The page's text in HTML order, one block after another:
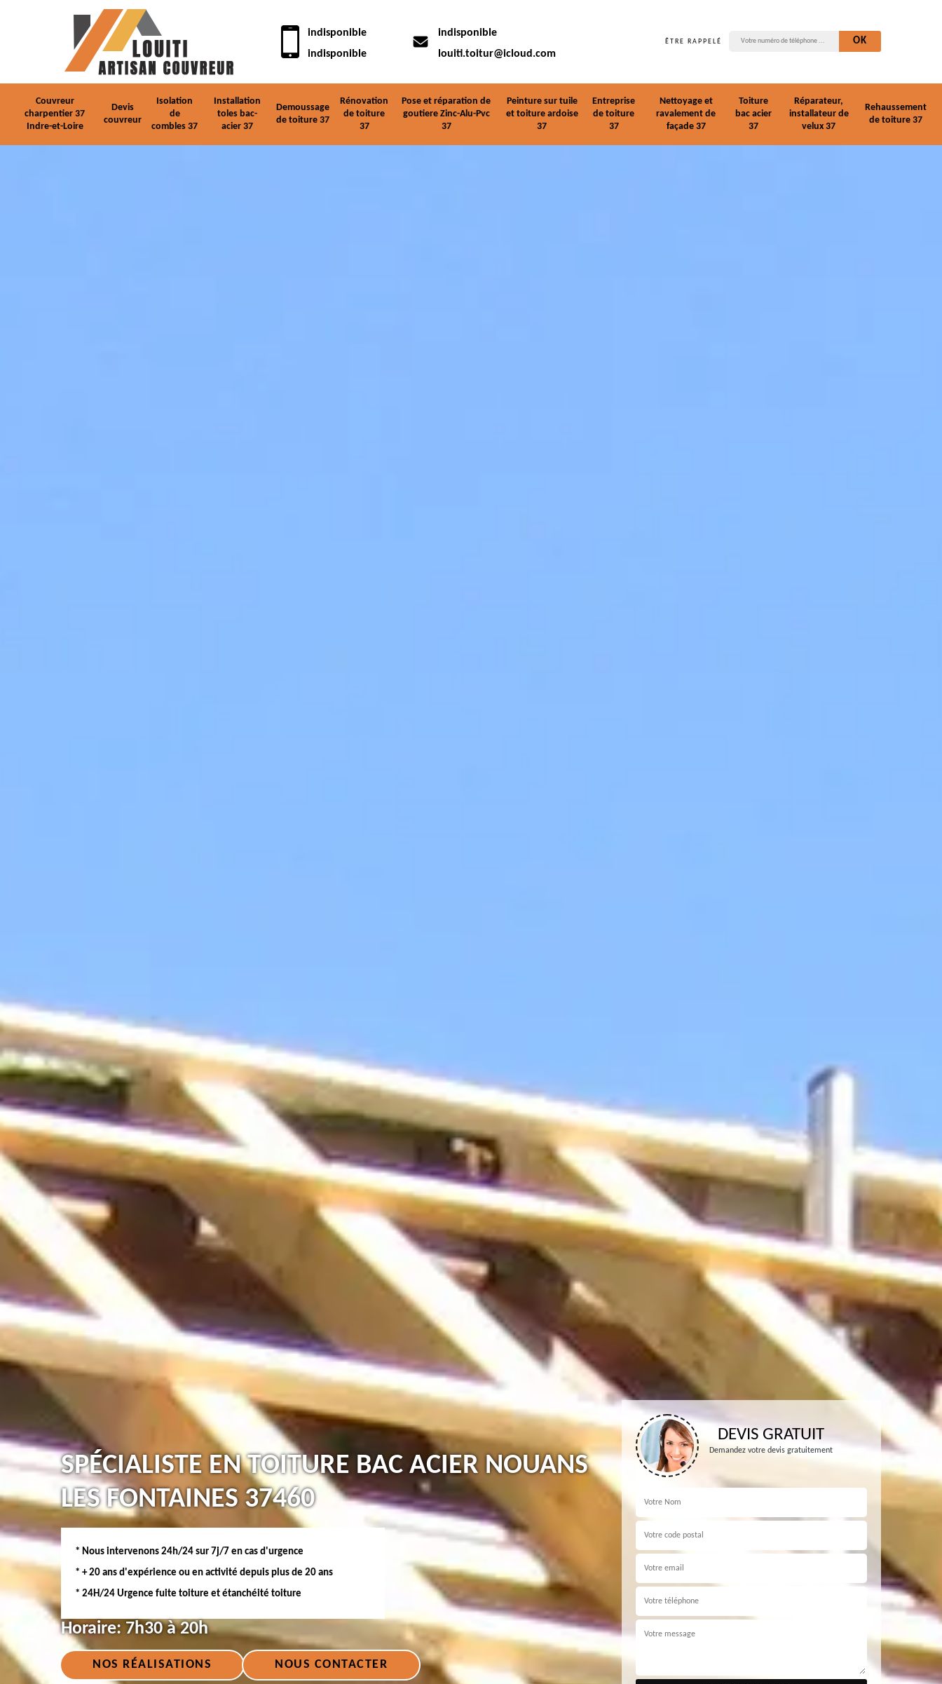
indisponible
indisponible
indisponible
louiti.toitur@icloud.com
ÊTRE RAPPELÉ
Couvreur
charpentier 37
Indre-et-Loire
Devis
couvreur
Isolation
de
combles 37
Installation
toles bac-
acier 37
Demoussage
de toiture 37
Rénovation
de toiture
37
Pose et réparation de
goutiere Zinc-Alu-Pvc
37
Peinture sur tuile
et toiture ardoise
37
Entreprise
de toiture
37
Nettoyage et
ravalement de
façade 37
Toiture
bac acier
37
Réparateur,
installateur de
velux 37
Rehaussement
de toiture 37
SPÉCIALISTE EN TOITURE BAC ACIER NOUANS
LES FONTAINES 37460
* Nous intervenons 24h/24 sur 7j/7 en cas d'urgence
* + 20 ans d'expérience ou en activité depuis plus de 20 ans
* 24H/24 Urgence fuite toiture et étanchéité toiture
Horaire:7h30 à 20h
NOS RÉALISATIONS NOUS CONTACTER
DEVIS GRATUIT
Demandez votre devis gratuitement